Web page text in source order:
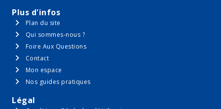
Plus d'infos
Plan du site
Qui sommes-nous ?
Foire Aux Questions
Contact
Mon espace
Nos guides pratiques
Légal